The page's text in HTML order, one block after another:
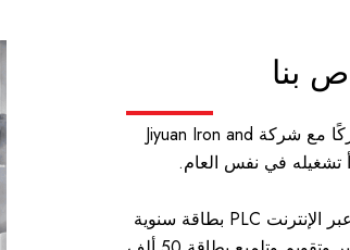
بنا
في عام 2019، شكلنا مشروعًا مشتركًا مع شركة Jiyuan Iron and
وتتميز بثلاثة خطوط معالجة حرارية عبر الإنترنت PLC بطاقة سنوية